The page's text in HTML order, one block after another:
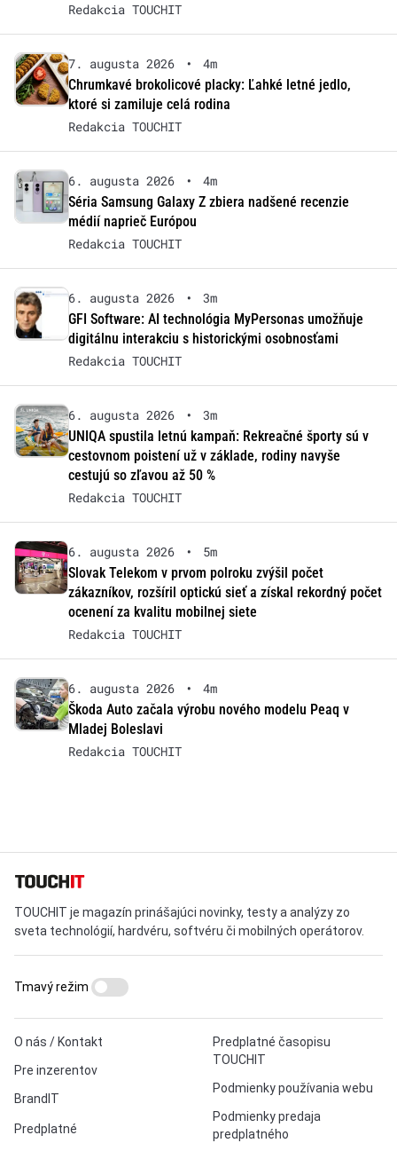
Redakcia TOUCHIT
7. augusta 2026 •
4m
Chrumkavé brokolicové placky: Ľahké letné jedlo,
ktoré si zamiluje celá rodina
Redakcia TOUCHIT
6. augusta 2026 •
4m
Séria Samsung Galaxy Z zbiera nadšené recenzie
médií naprieč Európou
Redakcia TOUCHIT
6. augusta 2026 •
3m
GFI Software: AI technológia MyPersonas umožňuje
digitálnu interakciu s historickými osobnosťami
Redakcia TOUCHIT
6. augusta 2026 •
3m
UNIQA spustila letnú kampaň: Rekreačné športy sú v
cestovnom poistení už v základe, rodiny navyše
cestujú so zľavou až 50 %
Redakcia TOUCHIT
6. augusta 2026 •
5m
Slovak Telekom v prvom polroku zvýšil počet
zákazníkov, rozšíril optickú sieť a získal rekordný počet
ocenení za kvalitu mobilnej siete
Redakcia TOUCHIT
6. augusta 2026 •
4m
Škoda Auto začala výrobu nového modelu Peaq v
Mladej Boleslavi
Redakcia TOUCHIT
TOUCHIT je magazín prinášajúci novinky, testy a analýzy zo
sveta technológií, hardvéru, softvéru či mobilných operátorov.
O nás / Kontakt
Pre inzerentov
BrandIT
Predplatné
Predplatné časopisu
TOUCHIT
Podmienky používania webu
Podmienky predaja
predplatného
Tmavý režim